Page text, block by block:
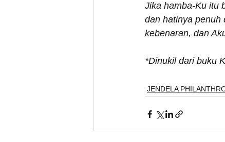
Jika hamba-Ku itu
dan hatinya penuh
kebenaran, dan
*Dinukil dari buku
JENDELA